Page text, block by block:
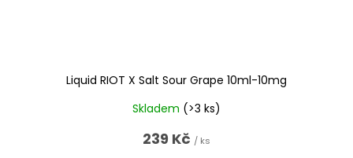
Liquid RIOT X Salt Sour Grape 10ml-10mg
Skladem (>3 ks)
239 Kč / ks